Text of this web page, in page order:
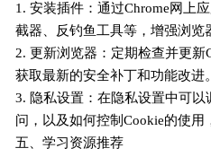
1. 安装插件：通过Chrome网上
截器、反钓鱼工具等，增强浏览
2. 更新浏览器：定期检查并更新
获取最新的安全补丁和功能改进。
3. 隐私设置：在隐私设置中可
问，以及如何控制Cookie的使用
五、学习资源推荐